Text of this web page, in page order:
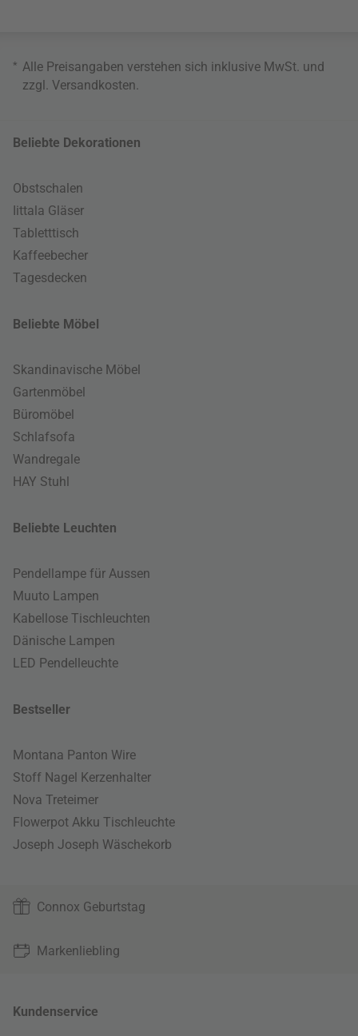
* Alle Preisangaben verstehen sich inklusive MwSt. und
zzgl. Versandkosten
Beliebte Dekorationen
Obstschalen
Iittala Gläser
Tabletttisch
Kaffeebecher
Tagesdecken
Beliebte Möbel
Skandinavische Möbel
Gartenmöbel
Büromöbel
Schlafsofa
Wandregale
HAY Stuhl
Beliebte Leuchten
Pendellampe für Aussen
Muuto Lampen
Kabellose Tischleuchten
Dänische Lampen
LED Pendelleuchte
Bestseller
Montana Panton Wire
Stoff Nagel Kerzenhalter
Nova Treteimer
Flowerpot Akku Tischleuchte
Joseph Joseph Wäschekorb
Connox Geburtstag
Markenliebling
Kundenservice